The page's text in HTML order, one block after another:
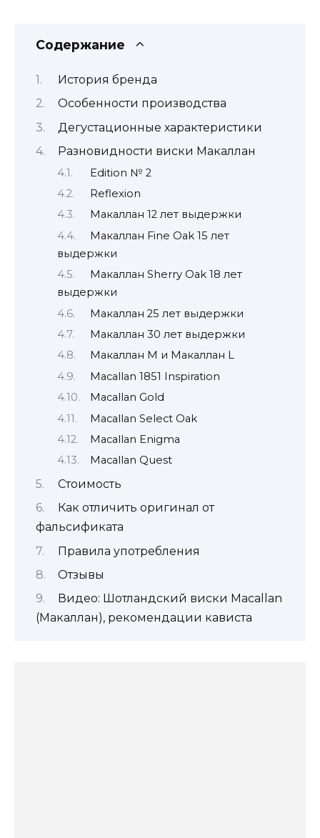
Содержание
История бренда
Особенности производства
Дегустационные характеристики
Разновидности виски Макаллан
Edition № 2
Reflexion
Макаллан 12 лет выдержки
Макаллан Fine Oak 15 лет
выдержки
Макаллан Sherry Oak 18 лет
выдержки
Макаллан 25 лет выдержки
Макаллан 30 лет выдержки
Макаллан М и Макаллан L
Macallan 1851 Inspiration
Macallan Gold
Macallan Select Oak
Macallan Enigma
Macallan Quest
Стоимость
Как отличить оригинал от
фальсификата
Правила употребления
Отзывы
Видео: Шотландский виски Macallan
(Макаллан), рекомендации кависта